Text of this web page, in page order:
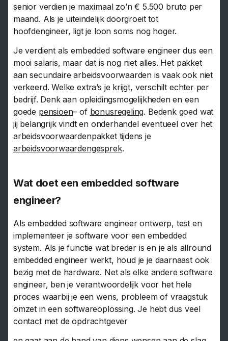
senior verdien je maximaal zo’n € 5.500 bruto per
maand. Als je uiteindelijk doorgroeit tot
hoofdengineer, ligt je loon soms nog hoger.
Je verdient als embedded software engineer dus een
mooi salaris, maar dat is nog niet alles. Het pakket
aan secundaire arbeidsvoorwaarden is vaak ook niet
verkeerd. Welke extra’s je krijgt, verschilt echter per
bedrijf. Denk aan opleidingsmogelijkheden en een
goede pensioen– of bonusregeling. Bedenk goed wat
jij belangrijk vindt en onderhandel eventueel over het
arbeidsvoorwaardenpakket tijdens je
arbeidsvoorwaardengesprek.
Wat doet een embedded software
engineer?
Als embedded software engineer ontwerp, test en
implementeer je software voor een embedded
system. Als je functie wat breder is en je als allround
embedded engineer werkt, houd je je daarnaast ook
bezig met de hardware. Net als elke andere software
engineer, ben je verantwoordelijk voor het hele
proces waarbij je een wens, probleem of vraagstuk
omzet in een softwareoplossing. Je hebt dus veel
contact met de opdrachtgever